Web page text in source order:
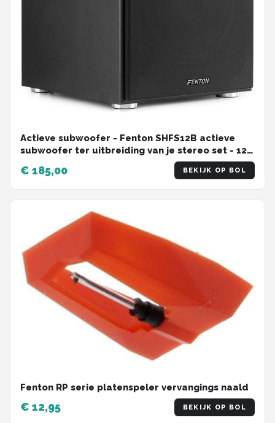
Actieve subwoofer - Fenton SHFS12B actieve
subwoofer ter uitbreiding van je stereo set - 12
inch - 400W - Ingebouwde klasse-D versterker
€ 185,00 BEKIJK OP BOL
Fenton RP serie platenspeler vervangings naald
€ 12,95 BEKIJK OP BOL